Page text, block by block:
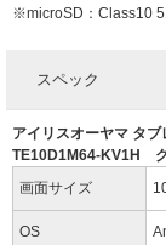
※microSD：Class10
スペック
アイリスオーヤマ タ
TE10D1M64-KV1H
画面サイズ
OS